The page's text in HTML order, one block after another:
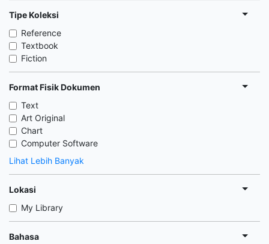
Tipe Koleksi
Reference
Textbook
Fiction
Format Fisik Dokumen
Text
Art Original
Chart
Computer Software
Lihat Lebih Banyak
Lokasi
My Library
Bahasa